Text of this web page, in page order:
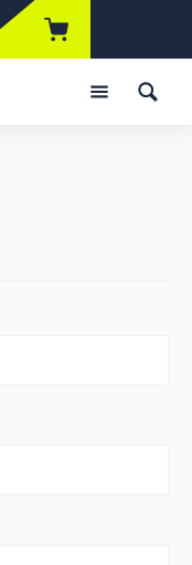
Produkte auf dem